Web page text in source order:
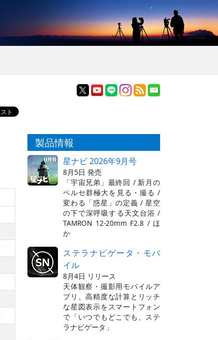
製品情報
星ナビ 2026年9月号
8月5日 発売
「宇宙兄弟」最終回 / 新月の
ペルセ群極大を見る・撮る /
変わる「惑星」の定義 / 星空
の下で深呼吸する天文台浴 /
TAMRON 12-20mm F2.8 / ほ
か
ステラナビゲータ・モバ
イル
8月4日 リリース
天体観察・撮影用モバイルア
プリ。高精度な計算とリッチ
な星図表示をスマートフォン
で「いつでもどこでも、ステ
ラナビゲータ」